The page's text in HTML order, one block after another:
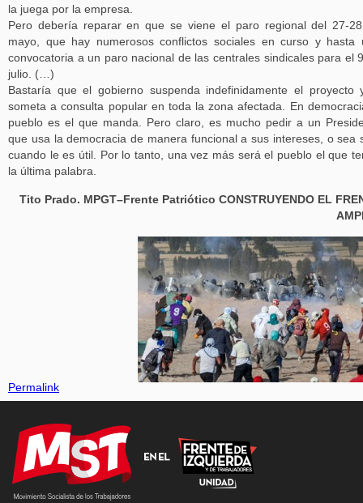
la juega por la empresa.
Pero debería reparar en que se viene el paro regional del 27-
mayo, que hay numerosos conflictos sociales en curso y hasta
convocatoria a un paro nacional de las centrales sindicales para el
julio. (…)
Bastaría que el gobierno suspenda indefinidamente el proyecto
someta a consulta popular en toda la zona afectada. En
pueblo es el que manda. Pero claro, es mucho pedir a un
que usa la democracia de manera funcional a sus intereses, o sea
cuando le es útil. Por lo tanto, una vez más será el pueblo el que
la última palabra.
Tito Prado. MPGT–Frente Patriótico CONSTRUYENDO EL
Permalink